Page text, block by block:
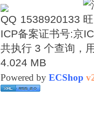
1538920133
ICP备案证书号:京
共执行 3 个查询，
4.024 MB
Powered by ECShop